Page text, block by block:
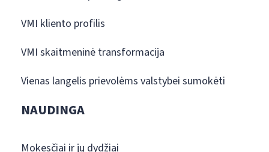
VMI kliento profilis
VMI skaitmeninė transformacija
Vienas langelis prievolėms valstybei sumokėti
NAUDINGA
Mokesčiai ir jų dydžiai